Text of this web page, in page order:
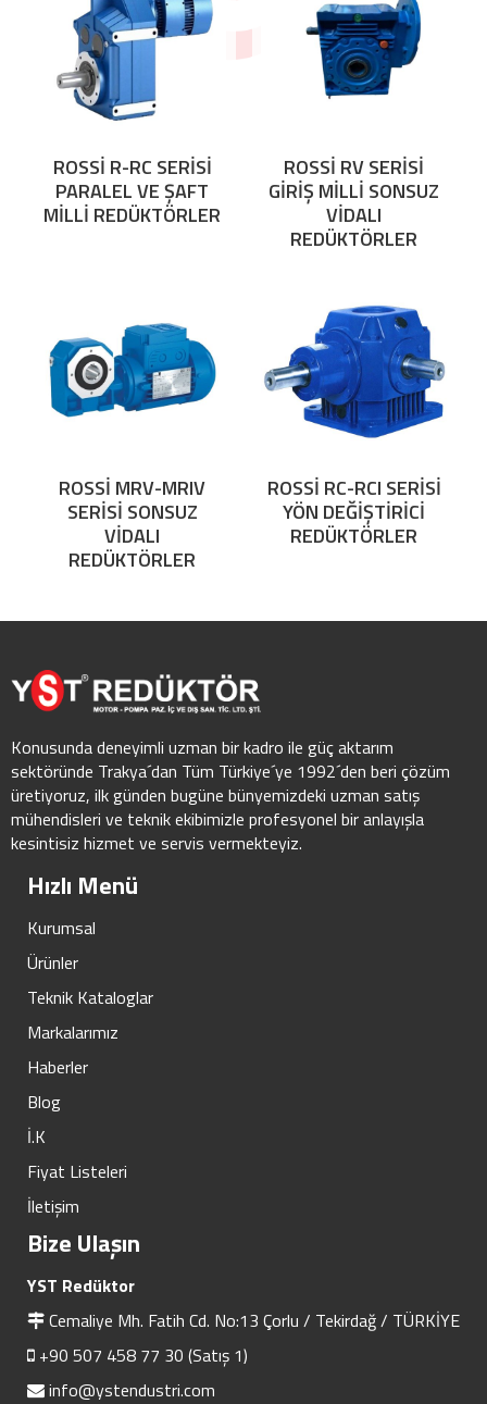
ROSSİ R-RC SERİSİ
PARALEL VE ŞAFT
MİLLİ REDÜKTÖRLER
ROSSİ RV SERİSİ
GİRİŞ MİLLİ SONSUZ
VİDALI
REDÜKTÖRLER
ROSSİ MRV-MRIV
SERİSİ SONSUZ
VİDALI
REDÜKTÖRLER
ROSSİ RC-RCI SERİSİ
YÖN DEĞİŞTİRİCİ
REDÜKTÖRLER
Konusunda deneyimli uzman bir kadro ile güç aktarım
sektöründe Trakya´dan Tüm Türkiye´ye 1992´den beri çözüm
üretiyoruz, ilk günden bugüne bünyemizdeki uzman satış
mühendisleri ve teknik ekibimizle profesyonel bir anlayışla
kesintisiz hizmet ve servis vermekteyiz.
Hızlı Menü
Kurumsal
Ürünler
Teknik Kataloglar
Markalarımız
Haberler
Blog
İ.K
Fiyat Listeleri
İletişim
Bize Ulaşın
YST Redüktor
Cemaliye Mh. Fatih Cd. No:13 Çorlu / Tekirdağ / TÜRKİYE
+90 507 458 77 30 (Satış 1)
info@ystendustri.com